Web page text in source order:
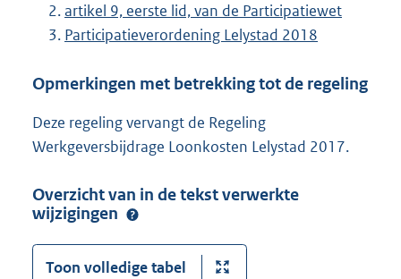
artikel 9, eerste lid, van de Participatiewet
Participatieverordening Lelystad 2018
Opmerkingen met betrekking tot de regeling
Deze regeling vervangt de Regeling
Werkgeversbijdrage Loonkosten Lelystad 2017.
Overzicht van in de tekst verwerkte
wijzigingen
Toon volledige tabel